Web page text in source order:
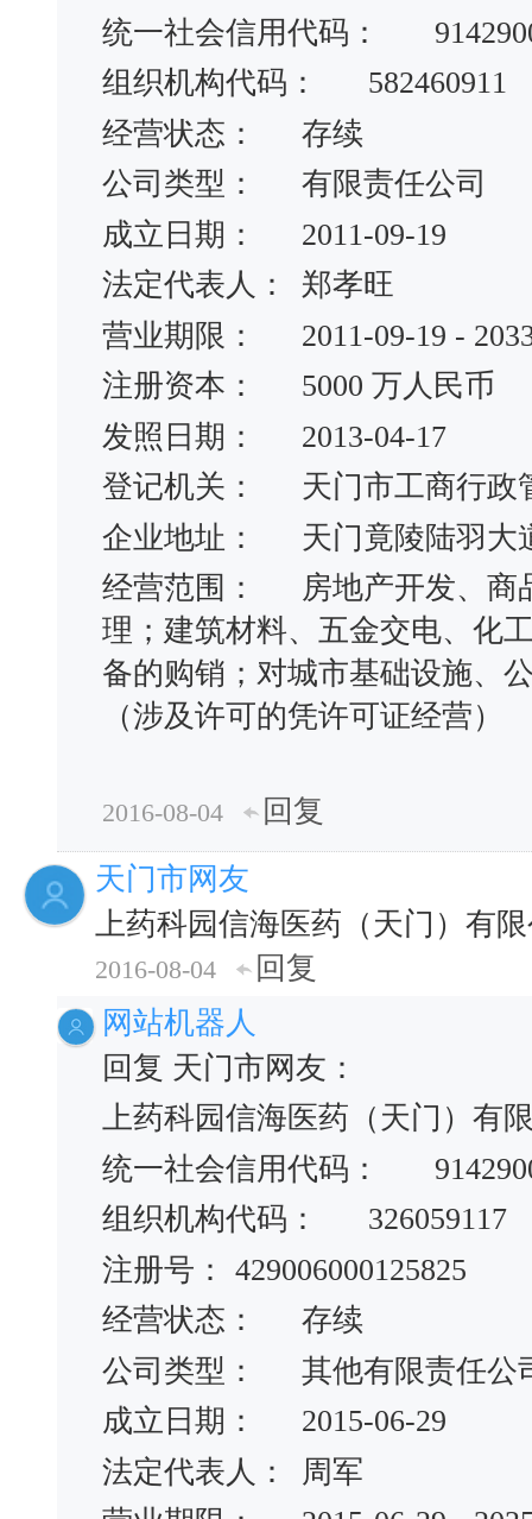
统一社会信用代码：
组织机构代码：
582460911
经营状态：
存续
公司类型：
有限责任公司
成立日期：
2011-09-19
法定代表人：
郑孝旺
营业期限：
2011-09-19 -
注册资本：
5000 万人民币
发照日期：
2013-04-17
登记机关：
天门市工商行政
企业地址：
天门竟陵陆羽大
经营范围：
房地产开发、商
理；建筑材料、五金交电、化
备的购销；对城市基础设施、
（涉及许可的凭许可证经营）
2016-08-04
回复
天门市网友
上药科园信海医药（天门）有
2016-08-04
回复
网站机器人
回复 天门市网友：
上药科园信海医药（天门）有
统一社会信用代码：
组织机构代码：
326059117
注册号：
429006000125825
经营状态：
存续
公司类型：
其他有限责任公
成立日期：
2015-06-29
法定代表人：
周军